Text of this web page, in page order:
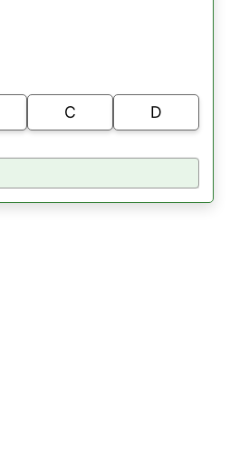
C D